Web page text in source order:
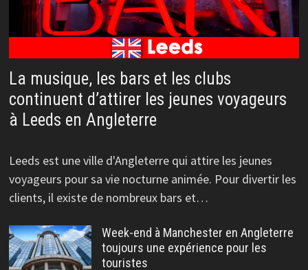
La musique, les bars et les clubs
continuent d’attirer les jeunes voyageurs
à Leeds en Angleterre
Leeds est une ville d'Angleterre qui attire les jeunes
voyageurs pour sa vie nocturne animée. Pour divertir les
clients, il existe de nombreux bars et…
Week-end à Manchester en Angleterre
toujours une expérience pour les
touristes